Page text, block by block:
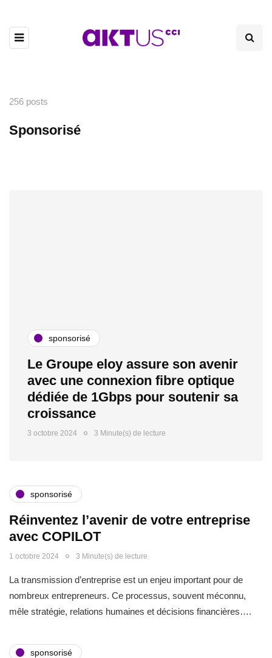
256 posts
Sponsorisé
sponsorisé
Le Groupe eloy assure son avenir
avec une connexion fibre optique
dédiée de 1Gbps pour soutenir sa
croissance
3 octobre 2024 3 Minute(s) de lecture
sponsorisé
Réinventez l’avenir de votre entreprise
avec COPILOT
1 octobre 2024 3 Minute(s) de lecture
La transmission d’entreprise est un enjeu important pour de
nombreux entrepreneurs. Ce processus, souvent méconnu,
mêle stratégie, relations humaines et décisions financières….
sponsorisé